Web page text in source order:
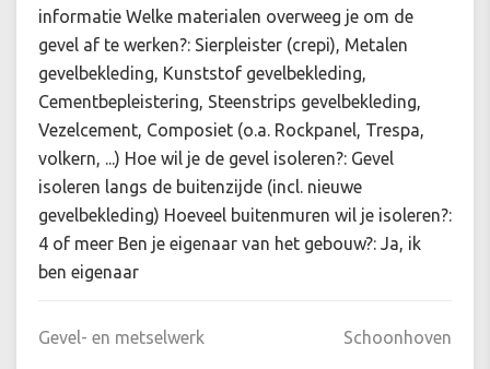
informatie Welke materialen overweeg je om de
gevel af te werken?: Sierpleister (crepi), Metalen
gevelbekleding, Kunststof gevelbekleding,
Cementbepleistering, Steenstrips gevelbekleding,
Vezelcement, Composiet (o.a. Rockpanel, Trespa,
volkern, ...) Hoe wil je de gevel isoleren?: Gevel
isoleren langs de buitenzijde (incl. nieuwe
gevelbekleding) Hoeveel buitenmuren wil je isoleren?:
4 of meer Ben je eigenaar van het gebouw?: Ja, ik
ben eigenaar
Gevel- en metselwerk Schoonhoven